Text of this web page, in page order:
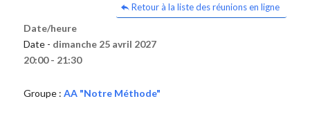
Retour à la liste des réunions en ligne
Date/heure
Date - dimanche 25 avril 2027
20:00 - 21:30
Groupe : AA "Notre Méthode"